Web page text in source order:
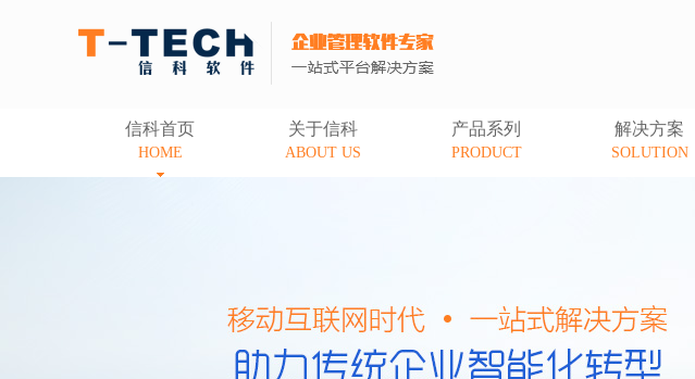
信科首页
HOME
关于信科
ABOUT US
产品系列
PRODUCT
解决方案
SOLUTION